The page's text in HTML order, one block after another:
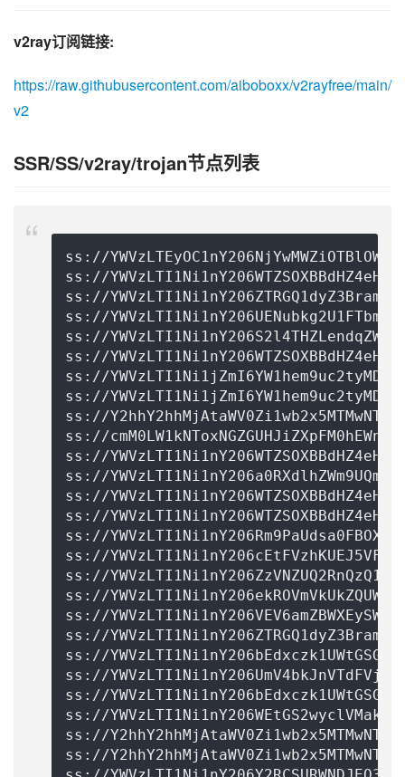
v2ray订阅链接:
https://raw.githubusercontent.com/aiboboxx/v2rayfree/main/
v2
SSR/SS/v2ray/trojan节点列表
ss://
ss://
ss://
ss://
ss://
ss://
ss://
ss://
ss://
ss://
ss://
ss://
ss://
ss://
ss://
ss://
ss://
ss://
ss://
ss://
ss://
ss://
ss://
ss://
ss://
ss://